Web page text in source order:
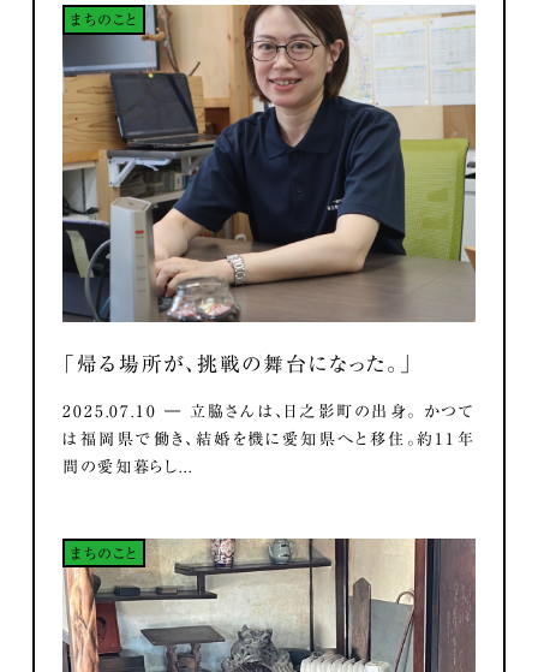
まちのこと
「帰る場所が、挑戦の舞台になった。」
2025.07.10 ― 立脇さんは、日之影町の出身。 かつて
は福岡県で働き、結婚を機に愛知県へと移住。約11年
間の愛知暮らし...
まちのこと